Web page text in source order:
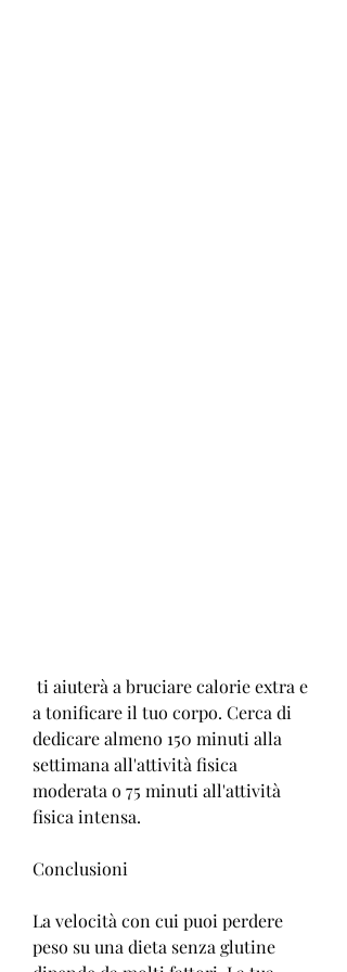
a tonificare il tuo corpo. Cerca di
dedicare almeno 150 minuti alla
settimana all'attività fisica
moderata o 75 minuti all'attività
fisica intensa.
Conclusioni
La velocità con cui puoi perdere
peso su una dieta senza glutine